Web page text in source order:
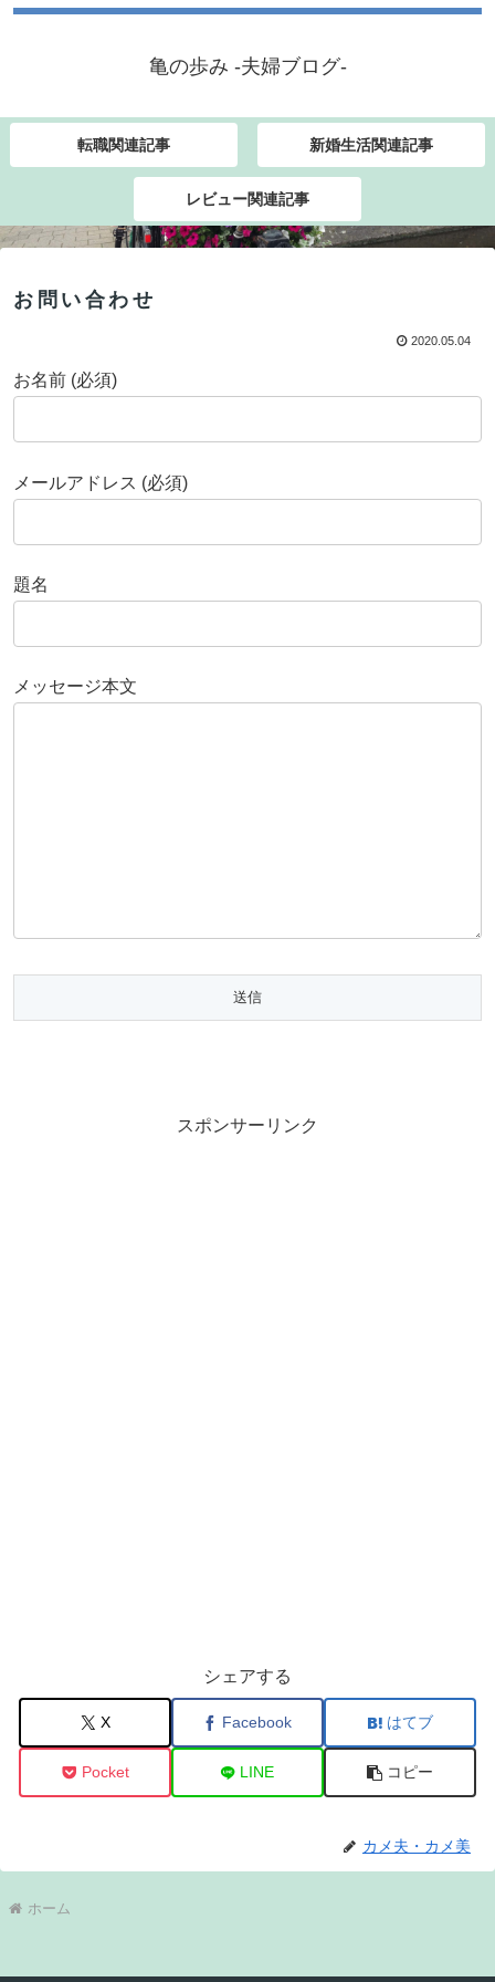
亀の歩み -夫婦ブログ-
転職関連記事 新婚生活関連記事
レビュー関連記事
お問い合わせ
2020.05.04
お名前 (必須)
メールアドレス (必須)
題名
メッセージ本文
スポンサーリンク
シェアする
X Facebook はてブ
Pocket LINE コピー
カメ夫・カメ美
ホーム